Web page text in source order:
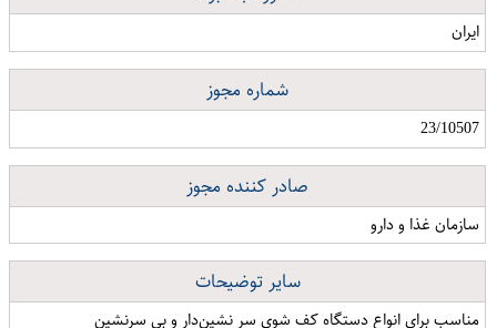
رایحه
دارد
نوع رایحه
لیمو
کشور مبدا برند
ایران
شماره مجوز